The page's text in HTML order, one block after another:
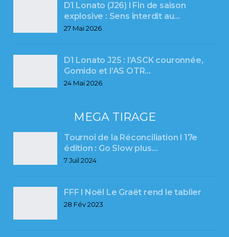
D1 Lonato (J26) l Fin de saison
explosive : Sens interdit au…
27 Mai 2026
D1 Lonato J25 : l’ASCK couronnée,
Gomido et l’AS OTR…
24 Mai 2026
MEGA TIRAGE
Tournoi de la Réconciliation l 17e
édition : Go Slow plus…
7 Juil 2024
FFF l Noël Le Graët rend le tablier
28 Fév 2023